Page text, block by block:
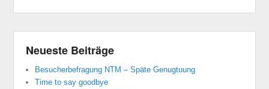
Neueste Beiträge
Besucherbefragung NTM – Späte Genugtuung
Time to say goodbye